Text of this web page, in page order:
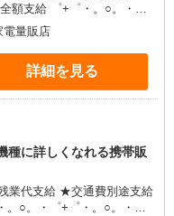
・。○。・゜
社祝い金10万円支給(規定
゜+゜
電量販店
詳細を見る
種に詳しくなれる携帯販
業代支給 ★交通費別途支給